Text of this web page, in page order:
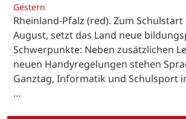
Gestern
Rheinland-Pfalz (red). Zum
August, setzt das Land neue
Schwerpunkte: Neben zusätzlichen
neuen Handyregelungen stehen
Ganztag, Informatik und Schulsport
…